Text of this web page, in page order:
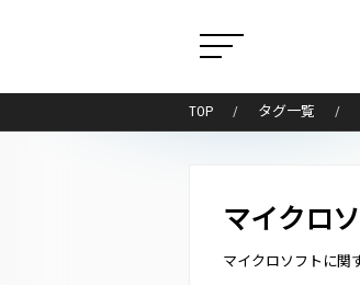
TOP タグ一覧
マイクロ
マイクロソフトに関